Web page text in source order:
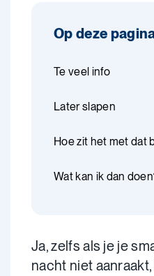
Op deze
Te veel info
Later slapen
Hoe zit het met dat
Wat kan ik dan
Ja, zelfs als je je
nacht niet